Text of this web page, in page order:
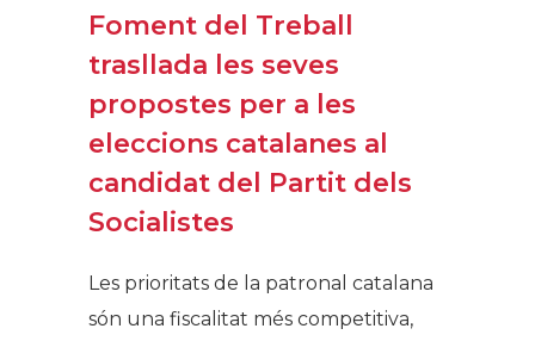
Foment del Treball
trasllada les seves
propostes per a les
eleccions catalanes al
candidat del Partit dels
Socialistes
Les prioritats de la patronal catalana
són una fiscalitat més competitiva,